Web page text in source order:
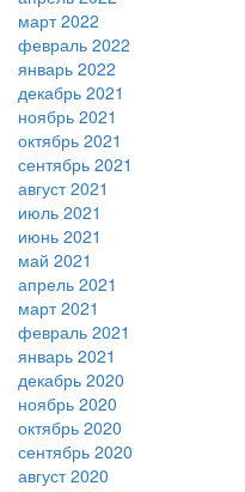
март 2022
февраль 2022
январь 2022
декабрь 2021
ноябрь 2021
октябрь 2021
сентябрь 2021
август 2021
июль 2021
июнь 2021
май 2021
апрель 2021
март 2021
февраль 2021
январь 2021
декабрь 2020
ноябрь 2020
октябрь 2020
сентябрь 2020
август 2020